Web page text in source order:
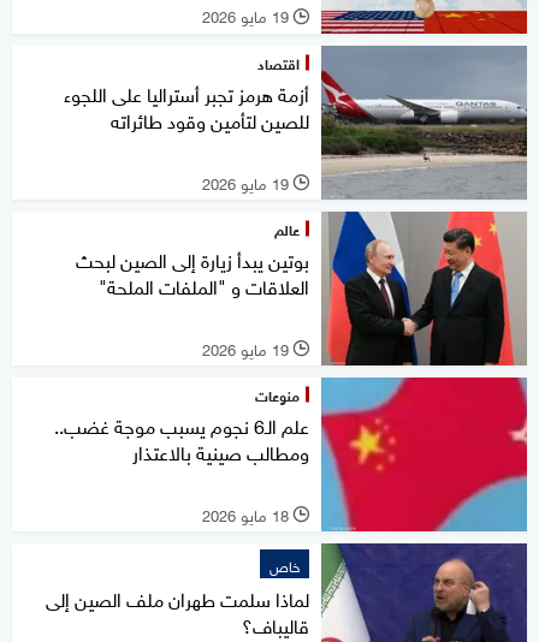
l 19 مايو 2026
اقتصاد
أزمة هرمز تجبر أستراليا على اللجوء
للصين لتأمين وقود طائراته
l 19 مايو 2026
عالم
بوتين يبدأ زيارة إلى الصين لبحث
العلاقات و "الملفات الملحة"
l 19 مايو 2026
منوعات
علم الـ6 نجوم يسبب موجة غضب..
ومطالب صينية بالاعتذار
l 18 مايو 2026
خاص
لماذا سلمت طهران ملف الصين إلى
قاليباف؟